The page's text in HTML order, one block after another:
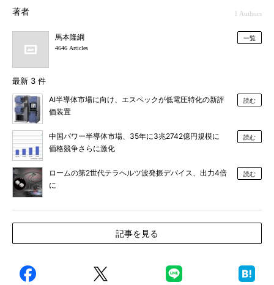
著者 1 Authors
馬本隆綱
4646 Articles
一覧
最新 3 件
AI半導体市場に向け、エスペックが低電圧特化の新評
価装置
読む
中国パワー半導体市場、35年に3兆2742億円規模に
価格競争さらに激化
読む
ロームの第2世代テラヘルツ波発振デバイス、出力4倍
に
読む
記事を見る